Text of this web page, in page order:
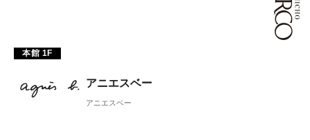
本館 1F
アニエスベー
アニエスベー